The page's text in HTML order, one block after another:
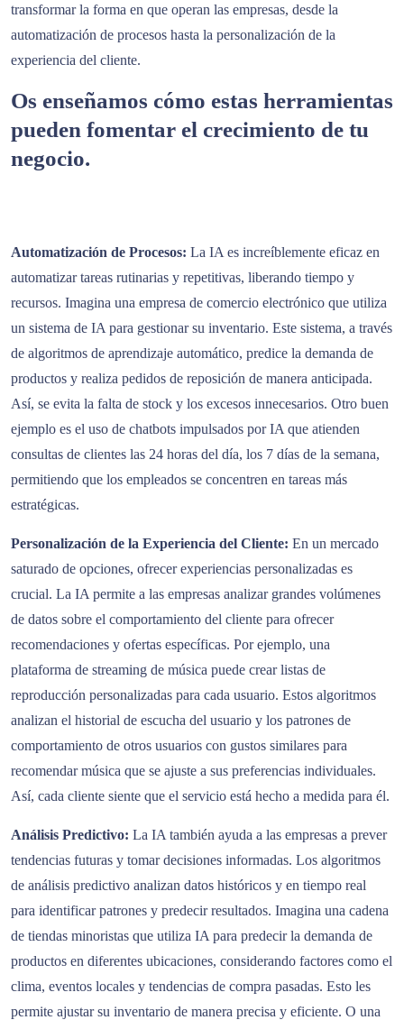
transformar la forma en que operan las empresas, desde la
automatización de procesos hasta la personalización de la
experiencia del cliente.
Os enseñamos cómo estas herramientas
pueden fomentar el crecimiento de tu
negocio.
Automatización de Procesos: La IA es increíblemente eficaz en
automatizar tareas rutinarias y repetitivas, liberando tiempo y
recursos. Imagina una empresa de comercio electrónico que utiliza
un sistema de IA para gestionar su inventario. Este sistema, a través
de algoritmos de aprendizaje automático, predice la demanda de
productos y realiza pedidos de reposición de manera anticipada.
Así, se evita la falta de stock y los excesos innecesarios. Otro buen
ejemplo es el uso de chatbots impulsados por IA que atienden
consultas de clientes las 24 horas del día, los 7 días de la semana,
permitiendo que los empleados se concentren en tareas más
estratégicas.
Personalización de la Experiencia del Cliente: En un mercado
saturado de opciones, ofrecer experiencias personalizadas es
crucial. La IA permite a las empresas analizar grandes volúmenes
de datos sobre el comportamiento del cliente para ofrecer
recomendaciones y ofertas específicas. Por ejemplo, una
plataforma de streaming de música puede crear listas de
reproducción personalizadas para cada usuario. Estos algoritmos
analizan el historial de escucha del usuario y los patrones de
comportamiento de otros usuarios con gustos similares para
recomendar música que se ajuste a sus preferencias individuales.
Así, cada cliente siente que el servicio está hecho a medida para él.
Análisis Predictivo: La IA también ayuda a las empresas a prever
tendencias futuras y tomar decisiones informadas. Los algoritmos
de análisis predictivo analizan datos históricos y en tiempo real
para identificar patrones y predecir resultados. Imagina una cadena
de tiendas minoristas que utiliza IA para predecir la demanda de
productos en diferentes ubicaciones, considerando factores como el
clima, eventos locales y tendencias de compra pasadas. Esto les
permite ajustar su inventario de manera precisa y eficiente. O una